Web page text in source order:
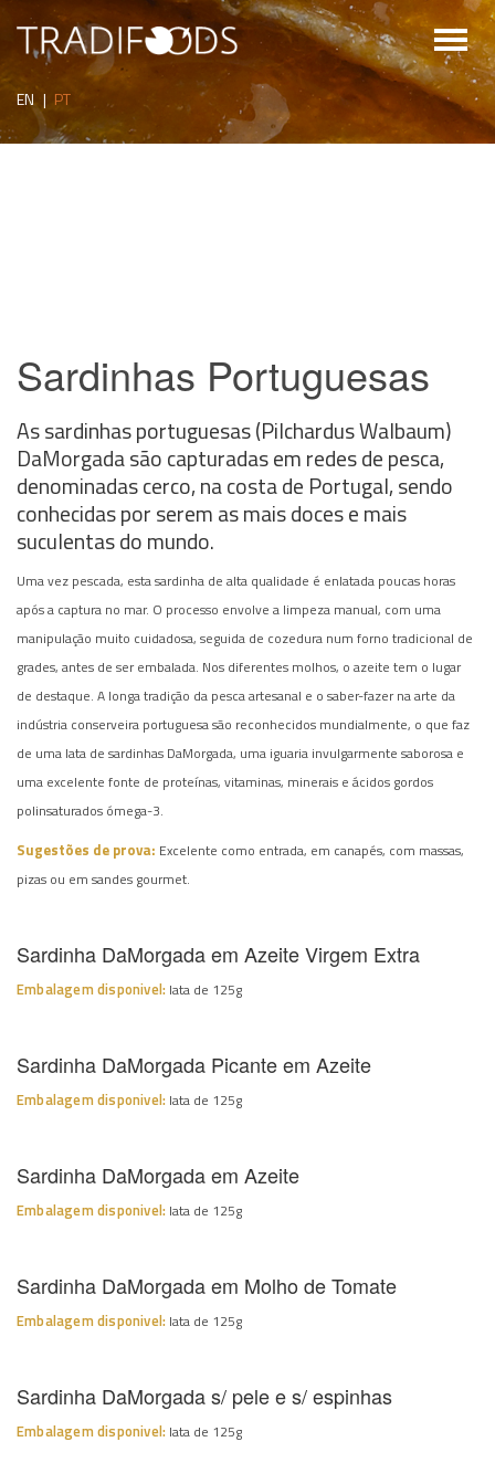
EN | PT
Sardinhas Portuguesas
As sardinhas portuguesas (Pilchardus Walbaum)
DaMorgada são capturadas em redes de pesca,
denominadas cerco, na costa de Portugal, sendo
conhecidas por serem as mais doces e mais
suculentas do mundo.
Uma vez pescada, esta sardinha de alta qualidade é enlatada poucas horas
após a captura no mar. O processo envolve a limpeza manual, com uma
manipulação muito cuidadosa, seguida de cozedura num forno tradicional de
grades, antes de ser embalada. Nos diferentes molhos, o azeite tem o lugar
de destaque. A longa tradição da pesca artesanal e o saber-fazer na arte da
indústria conserveira portuguesa são reconhecidos mundialmente, o que faz
de uma lata de sardinhas DaMorgada, uma iguaria invulgarmente saborosa e
uma excelente fonte de proteínas, vitaminas, minerais e ácidos gordos
polinsaturados ómega-3.
Sugestões de prova: Excelente como entrada, em canapés, com massas,
pizas ou em sandes gourmet.
Sardinha DaMorgada em Azeite Virgem Extra
Embalagem disponivel: lata de 125g
Sardinha DaMorgada Picante em Azeite
Embalagem disponivel: lata de 125g
Sardinha DaMorgada em Azeite
Embalagem disponivel: lata de 125g
Sardinha DaMorgada em Molho de Tomate
Embalagem disponivel: lata de 125g
Sardinha DaMorgada s/ pele e s/ espinhas
Embalagem disponivel: lata de 125g